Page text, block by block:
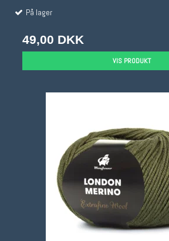
På lager
49,00 DKK
VIS PRODUKT